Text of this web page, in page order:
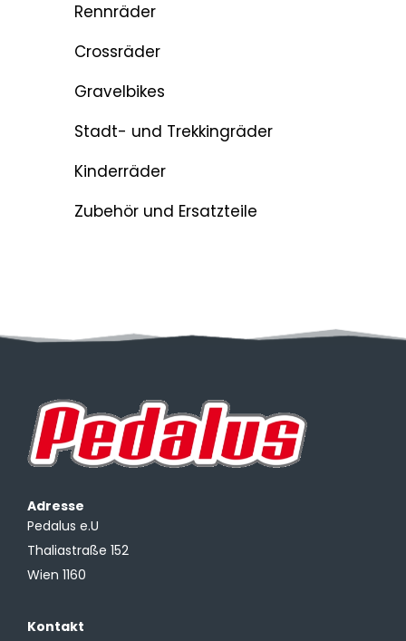
Rennräder
Crossräder
Gravelbikes
Stadt- und Trekkingräder
Kinderräder
Zubehör und Ersatzteile
Adresse
Pedalus e.U
Thaliastraße 152
Wien 1160
Kontakt